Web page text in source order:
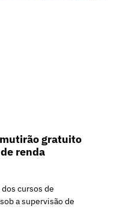
gratuito
renda
cursos de
a supervisão de